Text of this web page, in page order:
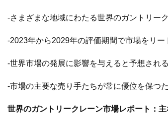
-さまざまな地域にわたる世界のガントリー
-2023年から2029年の評価期間で市場をリ
-世界市場の発展に影響を与えると予想され
-市場の主要な売り手たちが常に優位を保つ
世界のガントリークレーン市場レポート：